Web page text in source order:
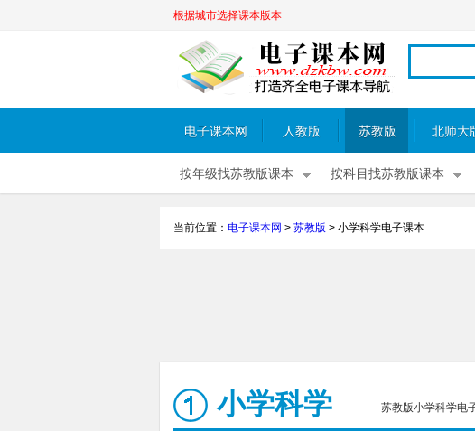
根据城市选择课本版本
电子课本网 人教版 苏教版 北师大
按年级找苏教版课本 按科目找苏教版课本
当前位置： 电子课本网 > 苏教版 > 小学科学电子课本
小学科学 苏教版小学科学电